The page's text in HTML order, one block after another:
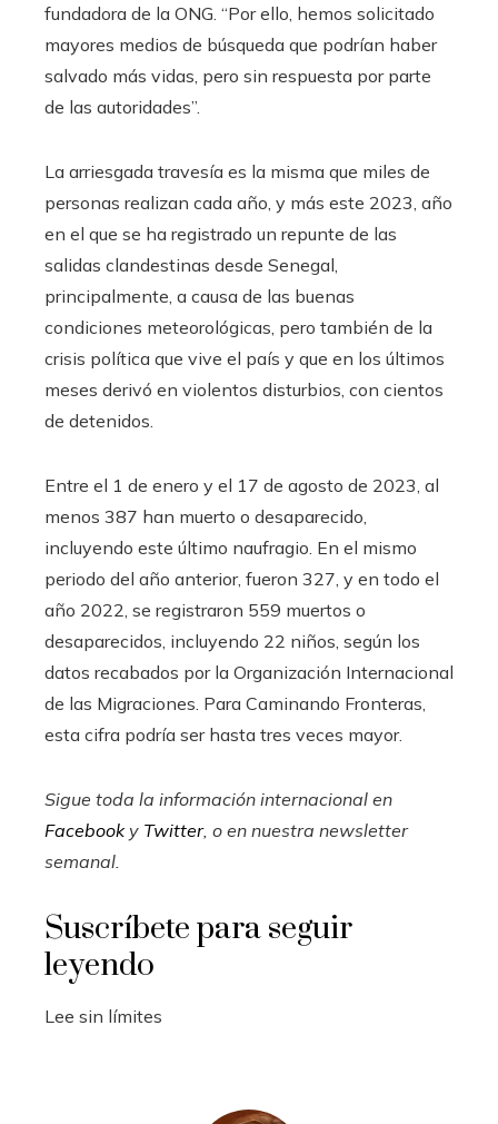
fundadora de la ONG. “Por ello, hemos solicitado
mayores medios de búsqueda que podrían haber
salvado más vidas, pero sin respuesta por parte
de las autoridades”.
La arriesgada travesía es la misma que miles de
personas realizan cada año, y más este 2023, año
en el que se ha registrado un repunte de las
salidas clandestinas desde Senegal,
principalmente, a causa de las buenas
condiciones meteorológicas, pero también de la
crisis política que vive el país y que en los últimos
meses derivó en violentos disturbios, con cientos
de detenidos.
Entre el 1 de enero y el 17 de agosto de 2023, al
menos 387 han muerto o desaparecido,
incluyendo este último naufragio. En el mismo
periodo del año anterior, fueron 327, y en todo el
año 2022, se registraron 559 muertos o
desaparecidos, incluyendo 22 niños, según los
datos recabados por la Organización Internacional
de las Migraciones. Para Caminando Fronteras,
esta cifra podría ser hasta tres veces mayor.
Sigue toda la información internacional en
Facebooky Twitter, o en nuestra newsletter
semanal.
Suscríbete para seguir
leyendo
Lee sin límites